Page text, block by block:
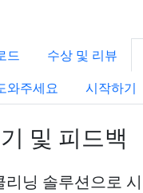
드 수상 및 리뷰
와주세요 시작하기
및 피드백
리닝 솔루션으로